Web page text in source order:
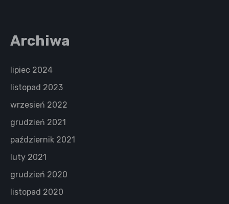
Archiwa
lipiec 2024
listopad 2023
wrzesień 2022
grudzień 2021
październik 2021
luty 2021
grudzień 2020
listopad 2020